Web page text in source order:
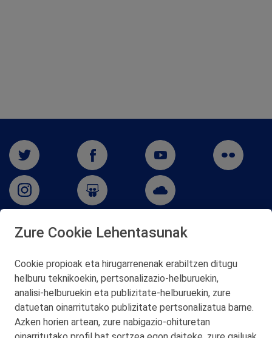
Telf. 946 357 000
© 2026 Petronor S.A.
Zure Cookie Lehentasunak
Cookie propioak eta hirugarrenenak erabiltzen ditugu
helburu teknikoekin, pertsonalizazio‑helburuekin,
analisi‑helburuekin eta publizitate‑helburuekin, zure
datuetan oinarritutako publizitate pertsonalizatua barne.
Azken horien artean, zure nabigazio‑ohituretan